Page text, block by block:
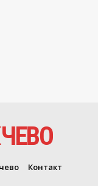
Контакт